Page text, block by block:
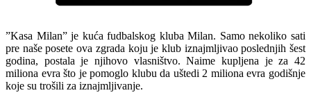
”Kasa Milan” je kuća fudbalskog kluba Milan. Samo nekoliko sati
pre naše posete ova zgrada koju je klub iznajmljivao poslednjih šest
godina, postala je njihovo vlasništvo. Naime kupljena je za 42
miliona evra što je pomoglo klubu da uštedi 2 miliona evra godišnje
koje su trošili za iznajmljivanje.